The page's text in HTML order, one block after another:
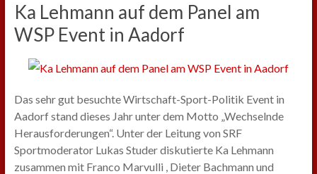
Privat
Ka Lehmann auf dem Panel am
WSP Event in Aadorf
Das sehr gut besuchte Wirtschaft-Sport-Politik Event in
Aadorf stand dieses Jahr unter dem Motto „Wechselnde
Herausforderungen“. Unter der Leitung von SRF
Sportmoderator Lukas Studer diskutierte Ka Lehmann
zusammen mit Franco Marvulli , Dieter Bachmann und